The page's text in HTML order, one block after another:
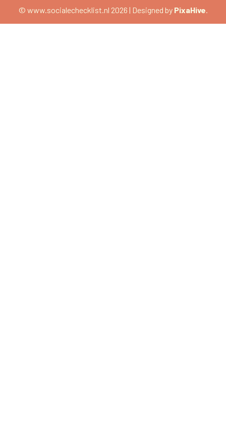
© www.socialechecklist.nl 2026 | Designed by PixaHive.